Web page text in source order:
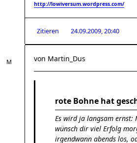
http://lowiversum.wordpress.com/
Zitieren 24.09.2009, 20:40
von Martin_Dus
rote Bohne hat
Es wird ja langsam ernst:
wünsch dir viel Erfolg
irgendwann abends los,